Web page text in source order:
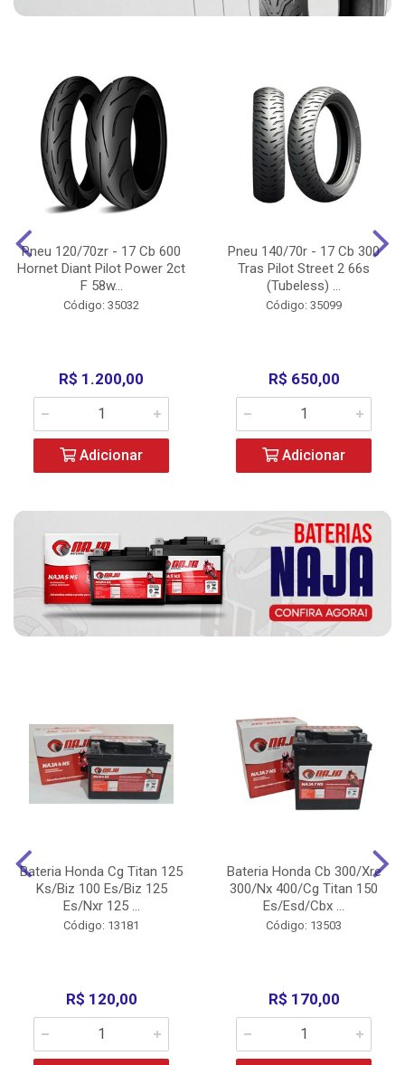
Pneu 120/70zr - 17 Cb 600
Hornet Diant Pilot Power 2ct
F 58w...
Código: 35032
R$ 1.200,00
Adicionar
Pneu 140/70r - 17 Cb 300
Tras Pilot Street 2 66s
(Tubeless) ...
Código: 35099
R$ 650,00
Adicionar
Bateria Honda Cg Titan 125
Ks/Biz 100 Es/Biz 125
Es/Nxr 125 ...
Código: 13181
R$ 120,00
Bateria Honda Cb 300/Xre
300/Nx 400/Cg Titan 150
Es/Esd/Cbx ...
Código: 13503
R$ 170,00